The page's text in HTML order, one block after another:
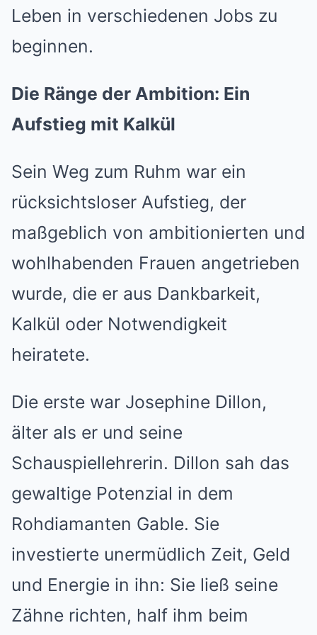
Leben in verschiedenen Jobs zu
beginnen.
Die Ränge der Ambition: Ein
Aufstieg mit Kalkül
Sein Weg zum Ruhm war ein
rücksichtsloser Aufstieg, der
maßgeblich von ambitionierten und
wohlhabenden Frauen angetrieben
wurde, die er aus Dankbarkeit,
Kalkül oder Notwendigkeit
heiratete.
Die erste war Josephine Dillon,
älter als er und seine
Schauspiellehrerin. Dillon sah das
gewaltige Potenzial in dem
Rohdiamanten Gable. Sie
investierte unermüdlich Zeit, Geld
und Energie in ihn: Sie ließ seine
Zähne richten, half ihm beim